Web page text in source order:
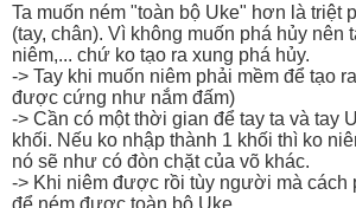
Ta muốn ném "toàn bộ Uke" hơn là triệt
(tay, chân). Vì không muốn phá hủy nên
niêm,... chứ ko tạo ra xung phá hủy.
-> Tay khi muốn niêm phải mềm để tạo
được cứng như nắm đấm)
-> Cần có một thời gian để tay ta và tay
khối. Nếu ko nhập thành 1 khối thì ko
nó sẽ như có đòn chặt của võ khác.
-> Khi niêm được rồi tùy người mà cách
để ném được toàn bộ Uke.